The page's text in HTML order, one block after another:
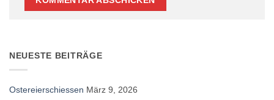
NEUESTE BEITRÄGE
Ostereierschiessen März 9, 2026